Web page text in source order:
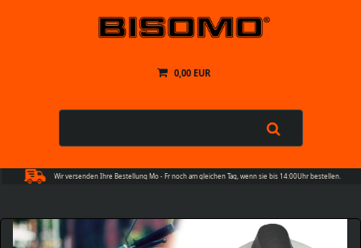
0,00 EUR
Wir versenden Ihre Bestellung Mo - Fr noch am gleichen Tag, wenn sie bis 14:00Uhr bestellen.